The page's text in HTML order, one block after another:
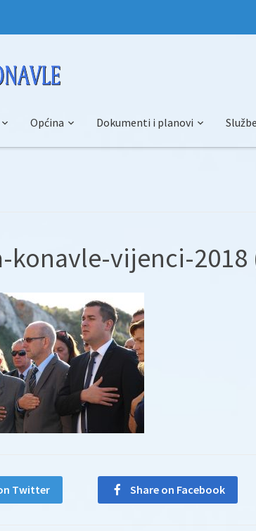
Općina Dokumenti i planovi
konavle-vijenci-2018
Twitter Share on Facebook